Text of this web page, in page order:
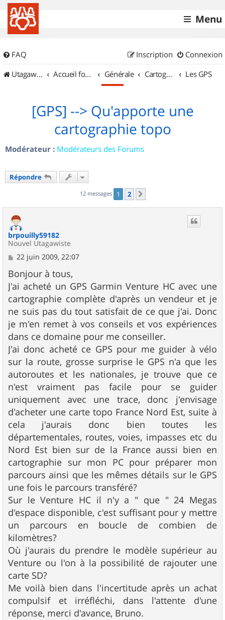
Menu
FAQ Connexion
Inscription
UtagawaVTT (Randos VTT et VTTAE avec traces GPS)
Accueil forum Générale Cartographie et GPS Les GPS
[GPS] --> Qu'apporte une
cartographie topo
Modérateur : Modérateurs des Forums
Répondre
12 messages 1 2
brpouilly59182
Nouvel Utagawiste
M
s
s
a
g
e
22 juin 2009, 22:07
Bonjour à tous,
J'ai acheté un GPS Garmin Venture HC avec une
cartographie complète d'après un vendeur et je
ne suis pas du tout satisfait de ce que j'ai. Donc
je m'en remet à vos conseils et vos expériences
dans ce domaine pour me conseiller.
J'ai donc acheté ce GPS pour me guider à vélo
sur la route, grosse surprise le GPS n'a que les
autoroutes et les nationales, je trouve que ce
n'est vraiment pas facile pour se guider
uniquement avec une trace, donc j'envisage
d'acheter une carte topo France Nord Est, suite à
cela j'aurais donc bien toutes les
départementales, routes, voies, impasses etc du
Nord Est bien sur de la France aussi bien en
cartographie sur mon PC pour préparer mon
parcours ainsi que les mêmes détails sur le GPS
une fois le parcours transféré?
Sur le Venture HC il n'y a " que " 24 Megas
d'espace disponible, c'est suffisant pour y mettre
un parcours en boucle de combien de
kilomètres?
Où j'aurais du prendre le modèle supérieur au
Venture ou l'on à la possibilité de rajouter une
carte SD?
Me voilà bien dans l'incertitude après un achat
compulsif et irréfléchi, dans l'attente d'une
réponse, merci d'avance, Bruno.